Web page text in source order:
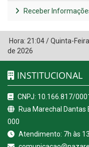
Receber
Hora: 21:04/Quinta-Feira
de 2026
INSTITUCIONAL
CNPJ: 10.166.817/
Rua Marechal Dantas
000
Atendimento: 7h às